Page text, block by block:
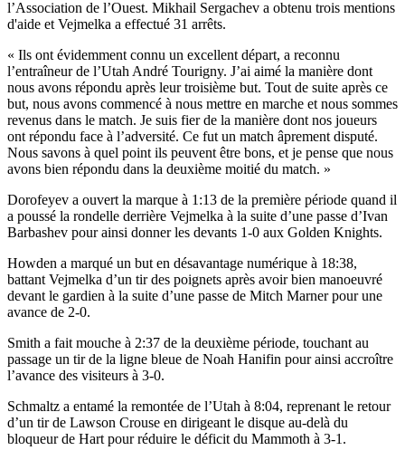
l’Association de l’Ouest. Mikhail Sergachev a obtenu trois mentions
d'aide et Vejmelka a effectué 31 arrêts.
« Ils ont évidemment connu un excellent départ, a reconnu
l’entraîneur de l’Utah André Tourigny. J’ai aimé la manière dont
nous avons répondu après leur troisième but. Tout de suite après ce
but, nous avons commencé à nous mettre en marche et nous sommes
revenus dans le match. Je suis fier de la manière dont nos joueurs
ont répondu face à l’adversité. Ce fut un match âprement disputé.
Nous savons à quel point ils peuvent être bons, et je pense que nous
avons bien répondu dans la deuxième moitié du match. »
Dorofeyev a ouvert la marque à 1:13 de la première période quand il
a poussé la rondelle derrière Vejmelka à la suite d’une passe d’Ivan
Barbashev pour ainsi donner les devants 1-0 aux Golden Knights.
Howden a marqué un but en désavantage numérique à 18:38,
battant Vejmelka d’un tir des poignets après avoir bien manoeuvré
devant le gardien à la suite d’une passe de Mitch Marner pour une
avance de 2-0.
Smith a fait mouche à 2:37 de la deuxième période, touchant au
passage un tir de la ligne bleue de Noah Hanifin pour ainsi accroître
l’avance des visiteurs à 3-0.
Schmaltz a entamé la remontée de l’Utah à 8:04, reprenant le retour
d’un tir de Lawson Crouse en dirigeant le disque au-delà du
bloqueur de Hart pour réduire le déficit du Mammoth à 3-1.